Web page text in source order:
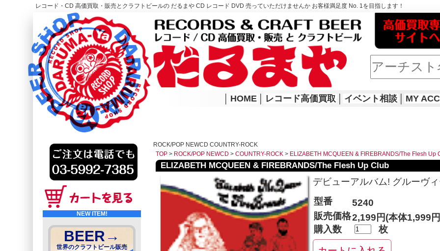
レコード・CD 高価買取・販売とクラフトビールの だるまや CD レコード DVD 売っていただけませんか お客様満足度 No. 1を目指します！
レコード高価買取はこちら
HOME
HOME レコード高価買取 イベント相談 MY
NEW ITEM!
BEER→
世界のクラフトビール販売
ROCK/POP NEWCD COUNTRY-ROCK
TOP > ROCK/POP NEWCD > COUNTRY-ROCK > ELIZABETH MCQUEEN & FIREBRANDS/The Flesh Up
ELIZABETH MCQUEEN & FIREBRANDS/The Flesh Up Club
デビューアルバム! グルーヴ
型番
5240
販売価格2,199円(本体1,999
購入数
枚